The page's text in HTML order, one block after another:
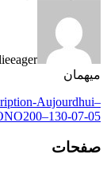
میهمان
Aujourdhui–
07-05
صفحات